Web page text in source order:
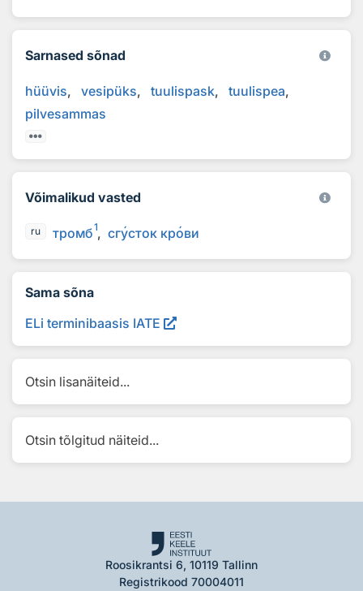
Sarnased sõnad
hüüvis vesipüks tuulispask
tuulispea
pilvesammas
Võimalikud vasted
ru тромб1 сгусток крови
Sama sõna
ELi terminibaasis IATE
Otsin lisanäiteid...
Otsin tõlgitud näiteid...
Roosikrantsi 6, 10119 Tallinn
Registrikood 70004011